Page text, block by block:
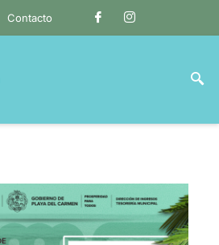
Contacto